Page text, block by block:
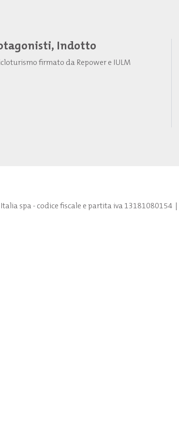
Indotto
firmato da Repower e IULM
spa - codice fiscale e partita iva 13181080154|